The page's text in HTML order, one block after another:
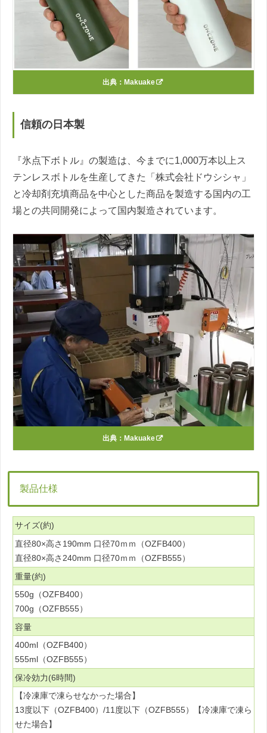
出典： Makuake
信頼の日本製
『氷点下ボトル』の製造は、今までに1,000万本以上ス
テンレスボトルを生産してきた「株式会社ドウシシャ」
と冷却剤充填商品を中心とした商品を製造する国内の工
場との共同開発によって国内製造されています。
出典： Makuake
製品仕様
サイズ(約)
直径80×高さ190mm 口径70ｍｍ（OZFB400）
直径80×高さ240mm 口径70ｍｍ（OZFB555）
重量(約)
550g（OZFB400）
700g（OZFB555）
容量
400ml（OZFB400）
555ml（OZFB555）
保冷効力(6時間)
【冷凍庫で凍らせなかった場合】
13度以下（OZFB400）/11度以下（OZFB555）【冷凍庫で凍ら
せた場合】